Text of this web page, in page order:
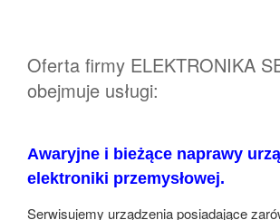
Oferta firmy ELEKTRONIKA
obejmuje usługi:
Awaryjne i bieżące naprawy
elektroniki przemysłowej.
Serwisujemy urządzenia posiadające